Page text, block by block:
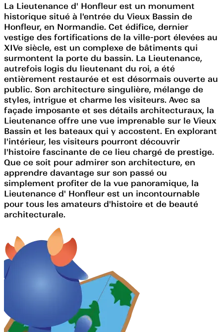
La Lieutenance d' Honfleur est un monument
historique situé à l'entrée du Vieux Bassin de
Honfleur, en Normandie. Cet édifice, dernier
vestige des fortifications de la ville-port élevées au
XIVe siècle, est un complexe de bâtiments qui
surmontent la porte du bassin. La Lieutenance,
autrefois logis du lieutenant du roi, a été
entièrement restaurée et est désormais ouverte au
public. Son architecture singulière, mélange de
styles, intrigue et charme les visiteurs. Avec sa
façade imposante et ses détails architecturaux, la
Lieutenance offre une vue imprenable sur le Vieux
Bassin et les bateaux qui y accostent. En explorant
l'intérieur, les visiteurs pourront découvrir
l'histoire fascinante de ce lieu chargé de prestige.
Que ce soit pour admirer son architecture, en
apprendre davantage sur son passé ou
simplement profiter de la vue panoramique, la
Lieutenance d' Honfleur est un incontournable
pour tous les amateurs d'histoire et de beauté
architecturale.